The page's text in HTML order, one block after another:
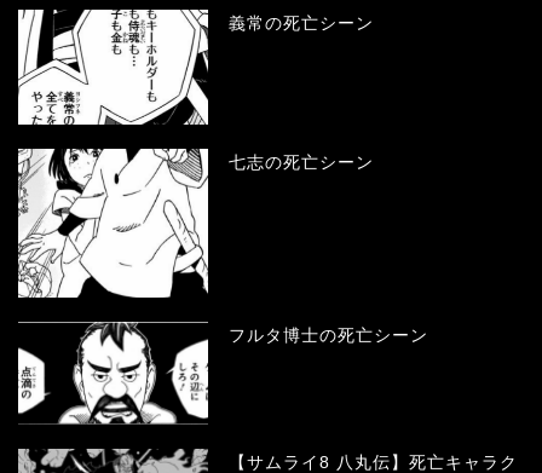
義常の死亡シーン
七志の死亡シーン
フルタ博士の死亡シーン
【サムライ8 八丸伝】死亡キャラク